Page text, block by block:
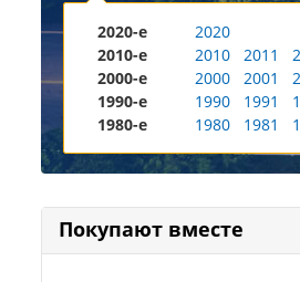
2020-е
2020
2010-е
2010 2011
2000-е
2000 2001
1990-е
1990 1991
1980-е
1980 1981
Покупают вместе